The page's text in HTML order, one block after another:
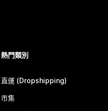
熱門類別
直運 (Dropshipping)
市集